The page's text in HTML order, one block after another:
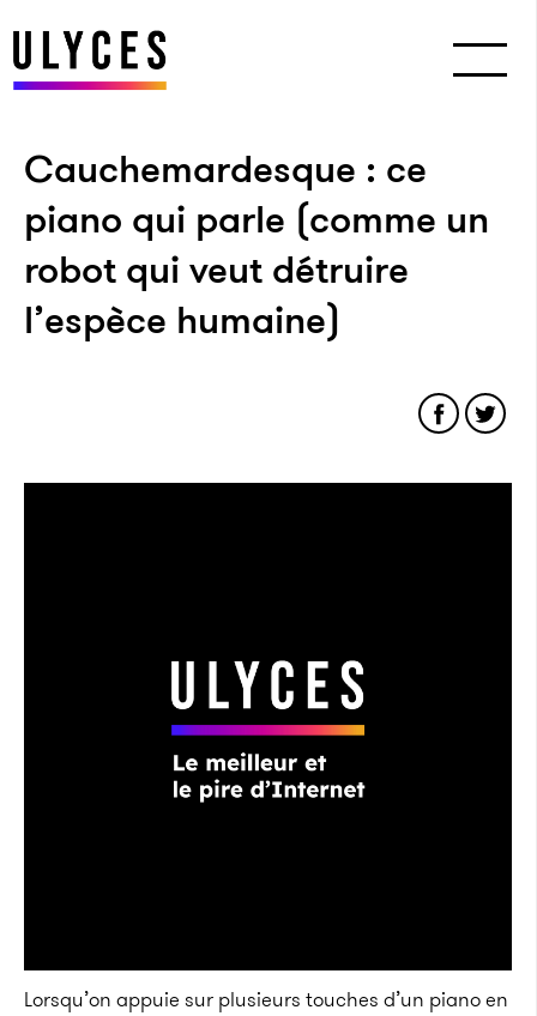
Cauchemardesque : ce
piano qui parle (comme un
robot qui veut détruire
l’espèce humaine)
Lorsqu’on appuie sur plusieurs touches d’un piano en